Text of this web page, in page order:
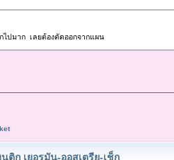
ไปมาก เลยต้องตัดออกจากแผน
ติก เยอรมัน-ออสเตรีย-เช็ก